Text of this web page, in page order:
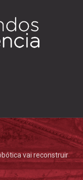
vai reconstruir